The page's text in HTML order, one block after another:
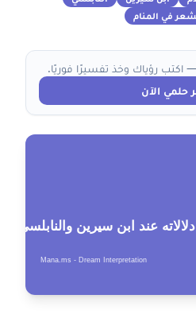
في المنام
رؤياك وخذ تفسيرًا فوريًا.
حلمي الآن